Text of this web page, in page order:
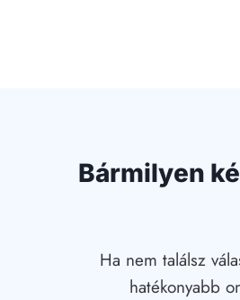
Bármilyen
Ha nem találsz
hatékonyabb